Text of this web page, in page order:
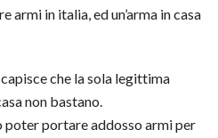
armi in italia, ed un’arma in casa
che la sola legittima
non bastano.
poter portare addosso armi per